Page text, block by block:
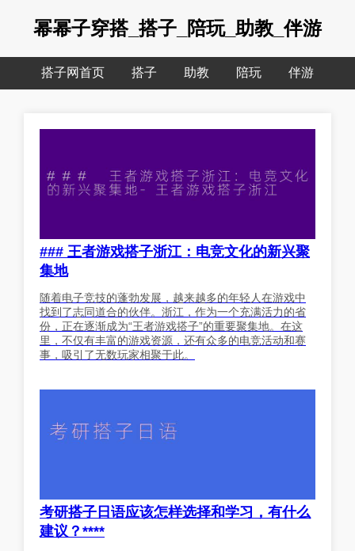
幂幂子穿搭_搭子_陪玩_助教_伴游
搭子网首页 搭子 助教 陪玩 伴游
### 王者游戏搭子浙江：电竞文化的新兴聚
集地
随着电子竞技的蓬勃发展，越来越多的年轻人在游戏中
找到了志同道合的伙伴。浙江，作为一个充满活力的省
份，正在逐渐成为“王者游戏搭子”的重要聚集地。在这
里，不仅有丰富的游戏资源，还有众多的电竞活动和赛
事，吸引了无数玩家相聚于此。
考研搭子日语应该怎样选择和学习，有什么
建议？****